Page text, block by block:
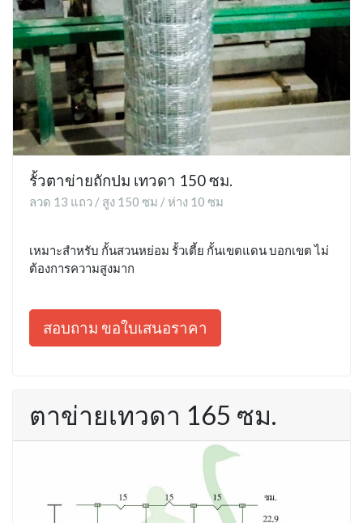
รั้วตาข่ายถักปม เทวดา 150 ซม.
ลวด 13 แถว / สูง 150 ซม / ห่าง 10 ซม
เหมาะสำหรับ กั้นสวนหย่อม รั้วเตี้ย กั้นเขตแดน บอกเขต ไม่
ต้องการความสูงมาก
สอบถาม ขอใบเสนอราคา
ตาข่ายเทวดา 165 ซม.